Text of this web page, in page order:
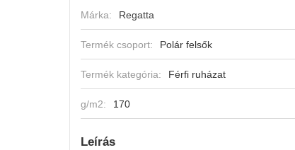
Márka: Regatta
Termék csoport: Polár felsők
Termék kategória: Férfi ruházat
g/m2: 170
Leírás